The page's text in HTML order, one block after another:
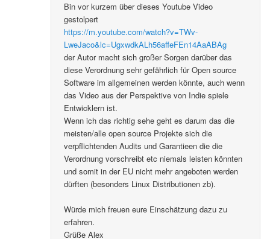
Bin vor kurzem über dieses Youtube Video
gestolpert
https://m.youtube.com/watch?v=TWv-
LweJaco&lc=UgxwdkALh56affeFEn14AaABAg
der Autor macht sich großer Sorgen darüber das
diese Verordnung sehr gefährlich für Open source
Software im allgemeinen werden könnte, auch wenn
das Video aus der Perspektive von Indie spiele
Entwicklern ist.
Wenn ich das richtig sehe geht es darum das die
meisten/alle open source Projekte sich die
verpflichtenden Audits und Garantieen die die
Verordnung vorschreibt etc niemals leisten könnten
und somit in der EU nicht mehr angeboten werden
dürften (besonders Linux Distributionen zb).
Würde mich freuen eure Einschätzung dazu zu
erfahren.
Grüße Alex